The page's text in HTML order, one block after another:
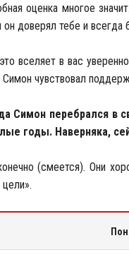
оценка многое
он доверял тебе и всегда
вселяет в вас
Симон чувствовал
Симон перебрался в
годы. Наверняка,
(смеется). Они